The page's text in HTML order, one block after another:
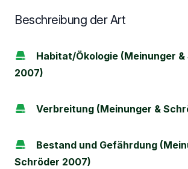
Beschreibung der Art
Habitat/Ökologie (Meinunger &
2007)
Verbreitung (Meinunger &
Bestand und Gefährdung
Schröder 2007)